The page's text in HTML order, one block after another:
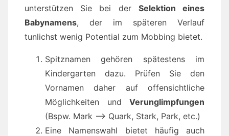
unterstützen Sie bei der Selektion eines
Babynamens, der im späteren Verlauf
tunlichst wenig Potential zum Mobbing bietet.
Spitznamen gehören spätestens im
Kindergarten dazu. Prüfen Sie den
Vornamen daher auf offensichtliche
Möglichkeiten und Verunglimpfungen
(Bspw. Mark –> Quark, Stark, Park, etc.)
Eine Namenswahl bietet häufig auch